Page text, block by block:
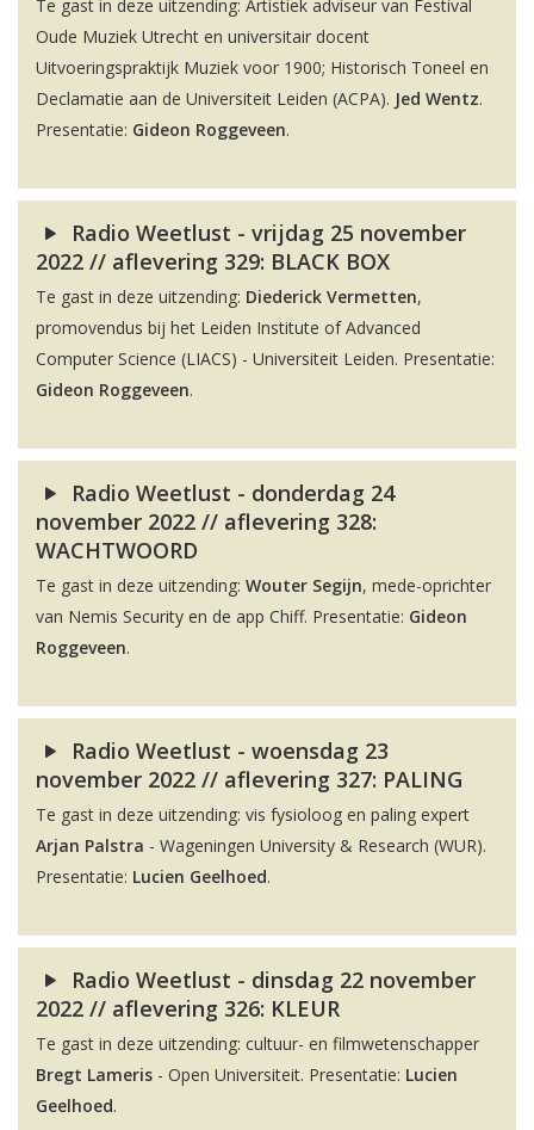
Te gast in deze uitzending: Artistiek adviseur van Festival
Oude Muziek Utrecht en universitair docent
Uitvoeringspraktijk Muziek voor 1900; Historisch Toneel en
Declamatie aan de Universiteit Leiden (ACPA). Jed Wentz.
Presentatie: Gideon Roggeveen.
Radio Weetlust - vrijdag 25 november
2022 // aflevering 329: BLACK BOX
Te gast in deze uitzending: Diederick Vermetten,
promovendus bij het Leiden Institute of Advanced
Computer Science (LIACS) - Universiteit Leiden. Presentatie:
Gideon Roggeveen.
Radio Weetlust - donderdag 24
november 2022 // aflevering 328:
WACHTWOORD
Te gast in deze uitzending: Wouter Segijn, mede-oprichter
van Nemis Security en de app Chiff. Presentatie: Gideon
Roggeveen.
Radio Weetlust - woensdag 23
november 2022 // aflevering 327: PALING
Te gast in deze uitzending: vis fysioloog en paling expert
Arjan Palstra - Wageningen University & Research (WUR).
Presentatie: Lucien Geelhoed.
Radio Weetlust - dinsdag 22 november
2022 // aflevering 326: KLEUR
Te gast in deze uitzending: cultuur- en filmwetenschapper
Bregt Lameris - Open Universiteit. Presentatie: Lucien
Geelhoed.